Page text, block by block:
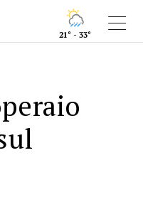
21° - 33°